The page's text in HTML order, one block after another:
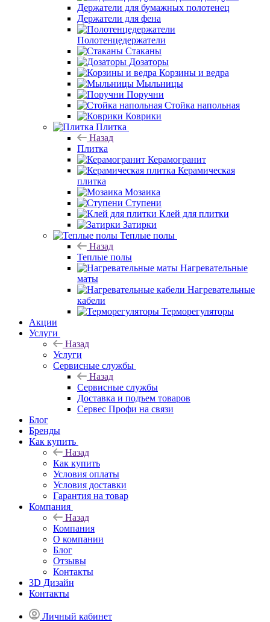
Полотенцедержатели
Стаканы
Дозаторы
Корзины и ведра
Мыльницы
Поручни
Стойка напольная
Коврики
Плитка
Назад
Плитка
плитка
Мозаика
Ступени
Затирки
Теплые полы
Назад
Теплые полы
маты
кабели
Назад
Услуги
Сервисные службы
Назад
Сервисные службы
Доставка и подъем товаров
Сервес Профи на связи
Как купить
Как купить
Условия оплаты
Условия доставки
Гарантия на товар
Компания
Назад
Компания
О компании
Блог
Отзывы
Контакты
3D Дизайн
Контакты
Личный кабинет
Отложенные0